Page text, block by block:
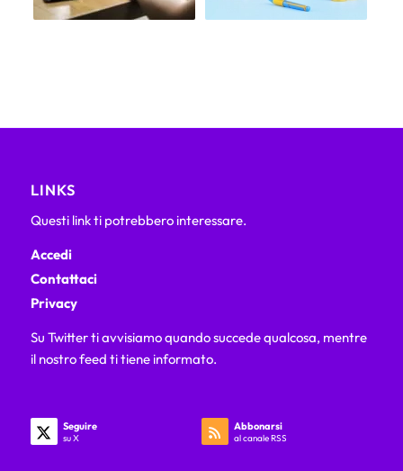
LINKS
Questi link ti potrebbero interessare.
Accedi
Contattaci
Privacy
Su Twitter ti avvisiamo quando succede qualcosa, mentre
il nostro feed ti tiene informato.
Seguire
su X
Abbonarsi
al canale RSS